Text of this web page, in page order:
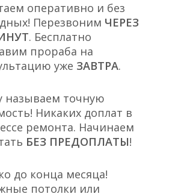
оперативно и без
Перезвоним ЧЕРЕЗ
. Бесплатно
прораба на
уже ЗАВТРА.
называем точную
Никаких доплат в
ремонта. Начинаем
БЕЗ ПРЕДОПЛАТЫ!
до конца месяца!
потолки или